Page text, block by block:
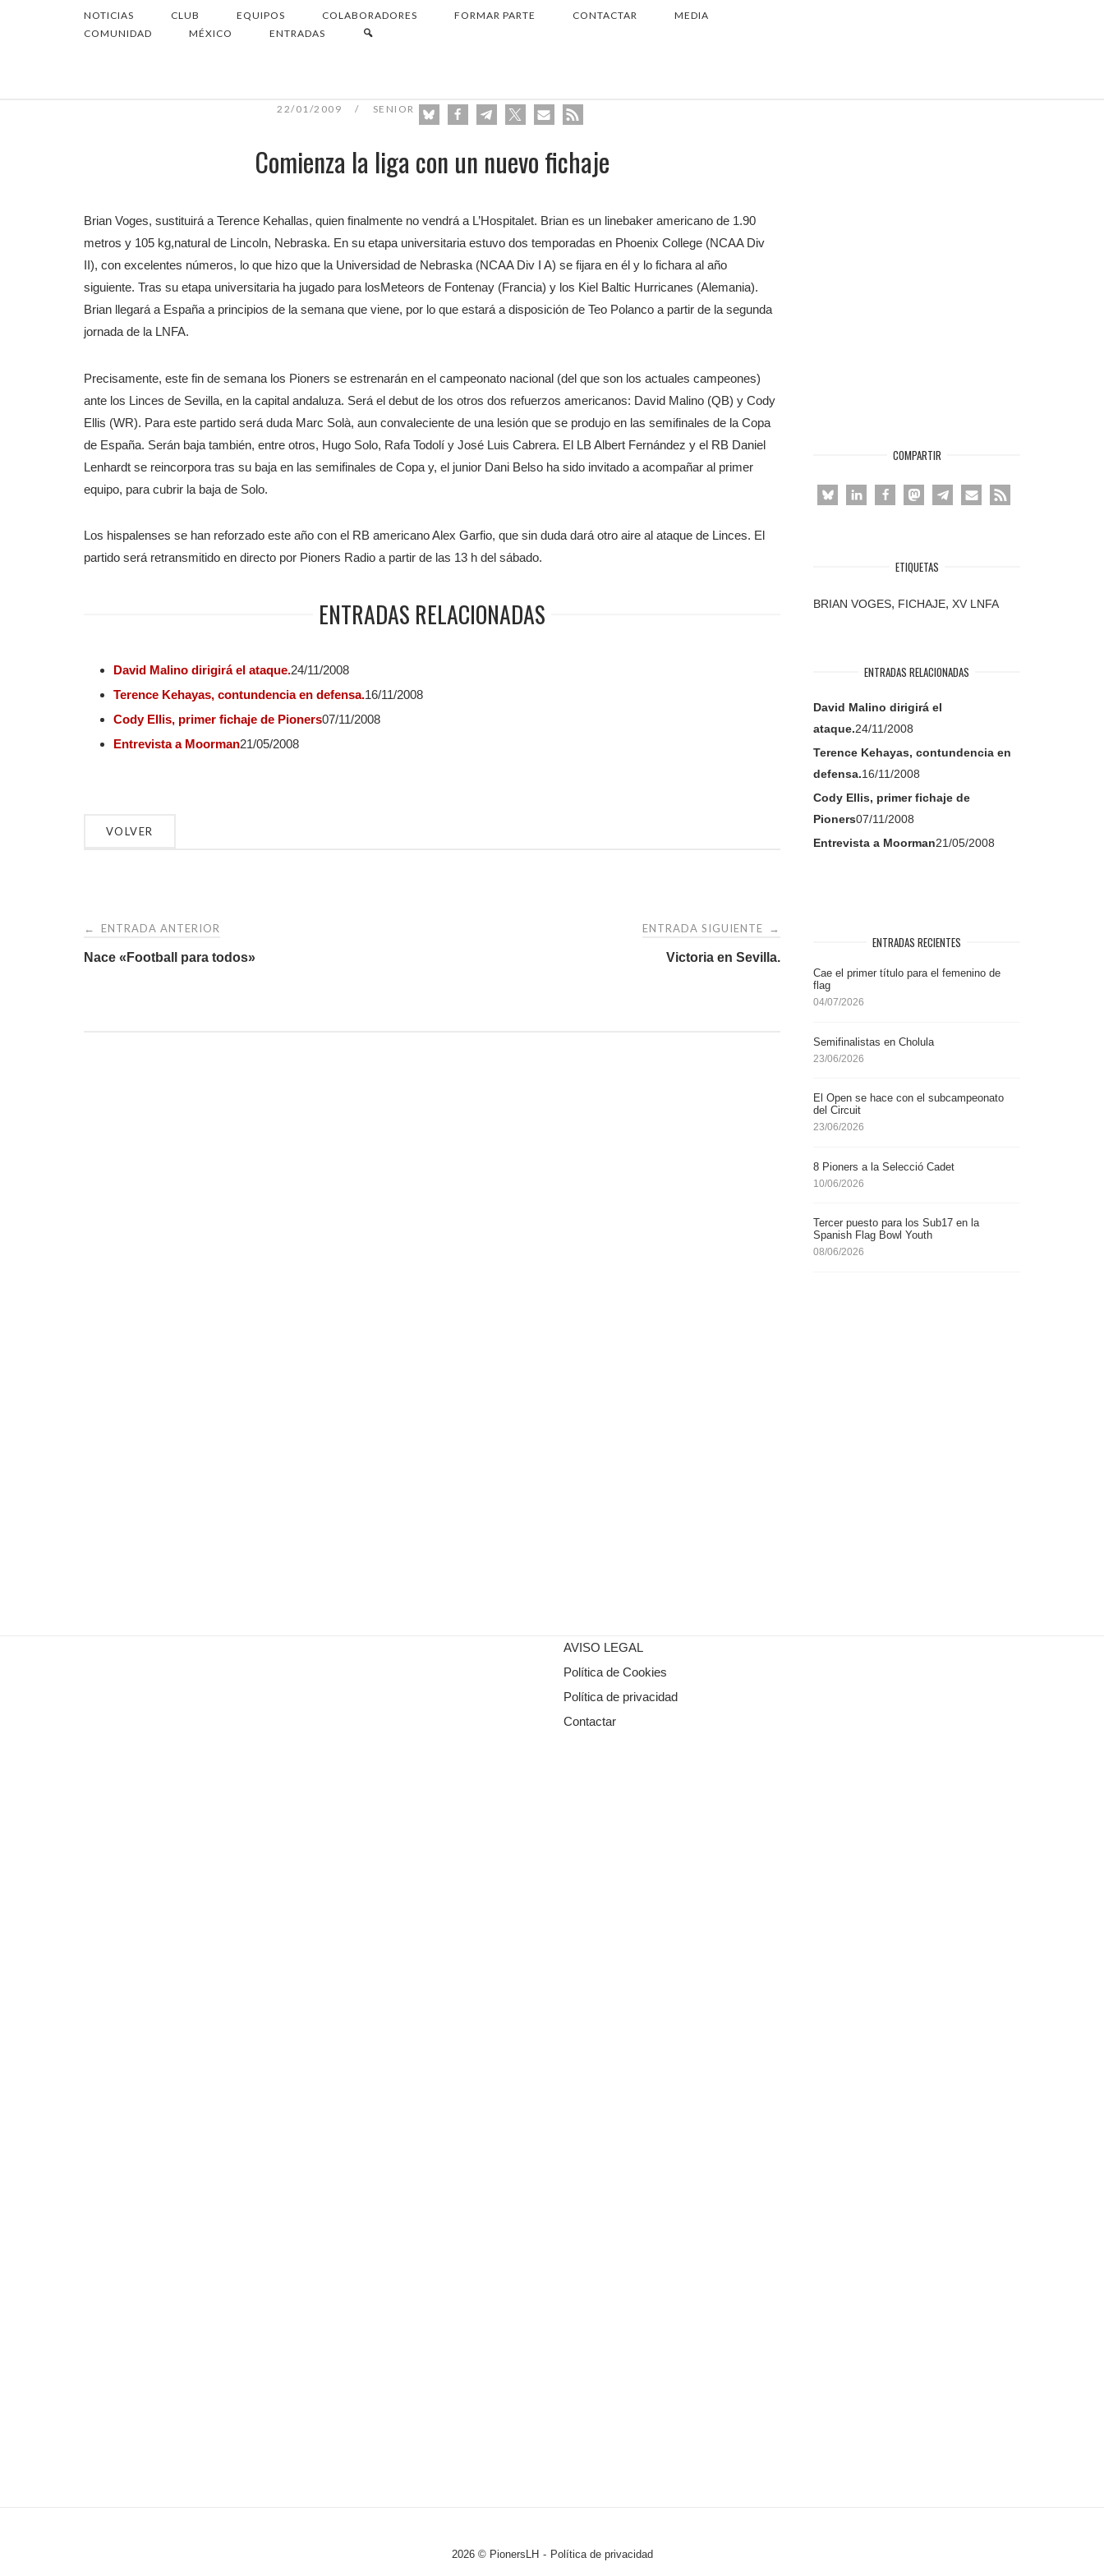
NOTICIAS CLUB EQUIPOS COLABORADORES FORMAR PARTE CONTACTAR
MEDIA
COMUNIDAD
MÉXICO ENTRADAS
22/01/2009 SENIOR
Comienza la liga con un nuevo fichaje
Brian Voges, sustituirá a Terence Kehallas, quien finalmente no vendrá a L’Hospitalet. Brian es un linebaker americano de 1.90
metros y 105 kg,natural de Lincoln, Nebraska. En su etapa universitaria estuvo dos temporadas en Phoenix College (NCAA Div
II), con excelentes números, lo que hizo que la Universidad de Nebraska (NCAA Div I A) se fijara en él y lo fichara al año
siguiente. Tras su etapa universitaria ha jugado para losMeteors de Fontenay (Francia) y los Kiel Baltic Hurricanes (Alemania).
Brian llegará a España a principios de la semana que viene, por lo que estará a disposición de Teo Polanco a partir de la segunda
jornada de la LNFA.
Precisamente, este fin de semana los Pioners se estrenarán en el campeonato nacional (del que son los actuales campeones)
ante los Linces de Sevilla, en la capital andaluza. Será el debut de los otros dos refuerzos americanos: David Malino (QB) y Cody
Ellis (WR). Para este partido será duda Marc Solà, aun convaleciente de una lesión que se produjo en las semifinales de la Copa
de España. Serán baja también, entre otros, Hugo Solo, Rafa Todolí y José Luis Cabrera. El LB Albert Fernández y el RB Daniel
Lenhardt se reincorpora tras su baja en las semifinales de Copa y, el junior Dani Belso ha sido invitado a acompañar al primer
equipo, para cubrir la baja de Solo.
Los hispalenses se han reforzado este año con el RB americano Alex Garfio, que sin duda dará otro aire al ataque de Linces. El
partido será retransmitido en directo por Pioners Radio a partir de las 13 h del sábado.
ENTRADAS RELACIONADAS
David Malino dirigirá el ataque.24/11/2008
Terence Kehayas, contundencia en defensa.16/11/2008
Cody Ellis, primer fichaje de Pioners07/11/2008
Entrevista a Moorman21/05/2008
Navegación
de
← ENTRADA ANTERIOR
Nace «Football para todos»
ENTRADA SIGUIENTE →
Victoria en Sevilla.
COMPARTIR
ETIQUETAS
BRIAN VOGES, FICHAJE, XV LNFA
ENTRADAS RELACIONADAS
David Malino dirigirá el
ataque.24/11/2008
Terence Kehayas, contundencia en
defensa.16/11/2008
Cody Ellis, primer fichaje de
Pioners07/11/2008
Entrevista a Moorman21/05/2008
ENTRADAS RECIENTES
Cae el primer título para el femenino de
flag
04/07/2026
Semifinalistas en Cholula
23/06/2026
El Open se hace con el subcampeonato
del Circuit
23/06/2026
8 Pioners a la Selecció Cadet
10/06/2026
Tercer puesto para los Sub17 en la
Spanish Flag Bowl Youth
08/06/2026
AVISO LEGAL
Política de Cookies
Política de privacidad
Contactar
2026 © PionersLH Política de privacidad